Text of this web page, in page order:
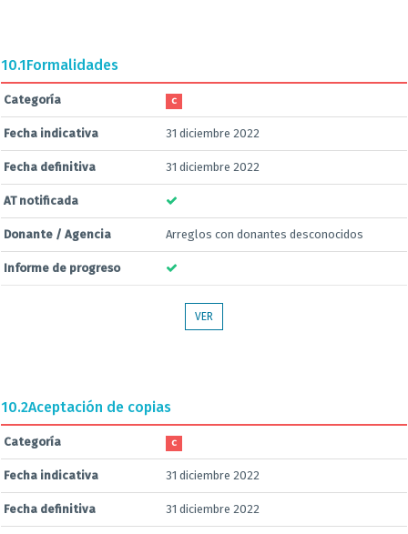
10.1Formalidades
Categoría C
Fecha indicativa 31 diciembre 2022
Fecha definitiva 31 diciembre 2022
AT notificada
Donante / Agencia Arreglos con donantes desconocidos
Informe de progreso
VER
10.2Aceptación de copias
Categoría C
Fecha indicativa 31 diciembre 2022
Fecha definitiva 31 diciembre 2022